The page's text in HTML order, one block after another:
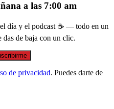
a las 7:00 am
día y el podcast ☕ — todo en un
das de baja con un clic.
de privacidad. Puedes darte de